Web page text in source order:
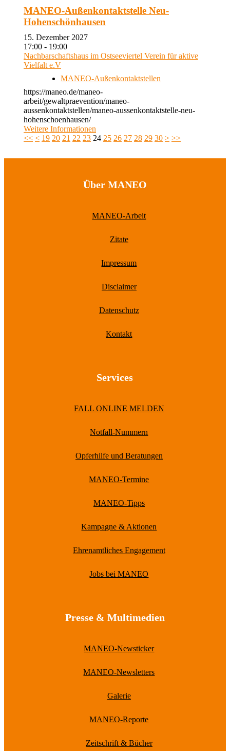
MANEO-Außenkontaktstelle Neu-
Hohenschönhausen
15. Dezember 2027
17:00 - 19:00
Nachbarschaftshaus im Ostseeviertel Verein für aktive
Vielfalt e.V
MANEO-Außenkontaktstellen
https://maneo.de/maneo-
arbeit/gewaltpraevention/maneo-
aussenkontaktstellen/maneo-aussenkontaktstelle-neu-
hohenschoenhausen/
Weitere Informationen
<< < 19 20 21 22 23 24 25 26 27 28 29 30 > >>
Über MANEO
MANEO-Arbeit
Zitate
Impressum
Disclaimer
Datenschutz
Kontakt
Services
FALL ONLINE MELDEN
Notfall-Nummern
Opferhilfe und Beratungen
MANEO-Termine
MANEO-Tipps
Kampagne & Aktionen
Ehrenamtliches Engagement
Jobs bei MANEO
Presse & Multimedien
MANEO-Newsticker
MANEO-Newsletters
Galerie
MANEO-Reporte
Zeitschrift & Bücher